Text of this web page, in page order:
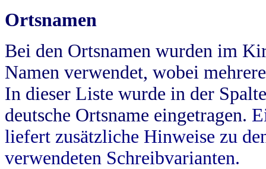
Ortsnamen
Bei den Ortsnamen wurden im
Namen verwendet, wobei
In dieser Liste wurde in der
deutsche Ortsname eingetragen.
liefert zusätzliche Hinweise zu
verwendeten Schreibvarianten.